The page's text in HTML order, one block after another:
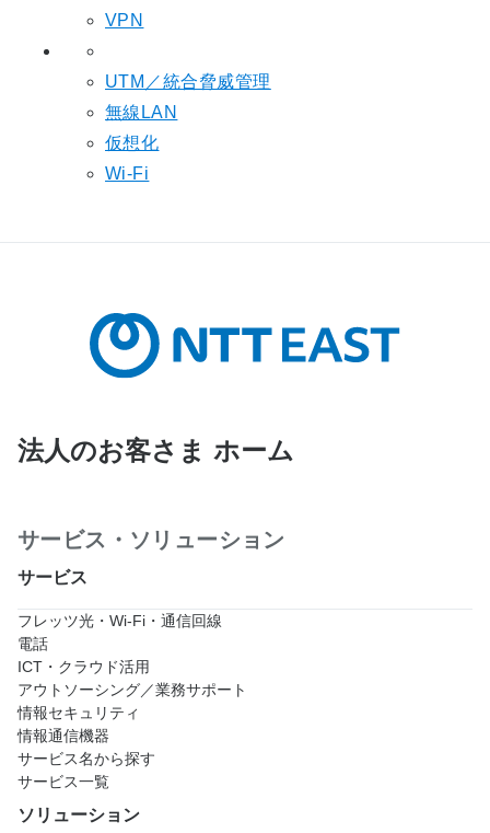
VPN
UTM／統合脅威管理
無線LAN
仮想化
Wi-Fi
法人のお客さま ホーム
サービス・ソリューション
サービス
フレッツ光・Wi-Fi・通信回線
電話
ICT・クラウド活用
アウトソーシング／業務サポート
情報セキュリティ
情報通信機器
サービス名から探す
サービス一覧
ソリューション